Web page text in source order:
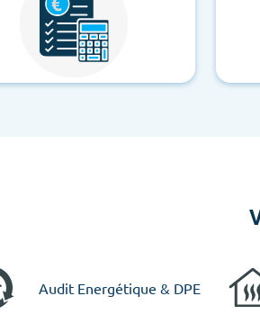
Audit Energétique & DPE